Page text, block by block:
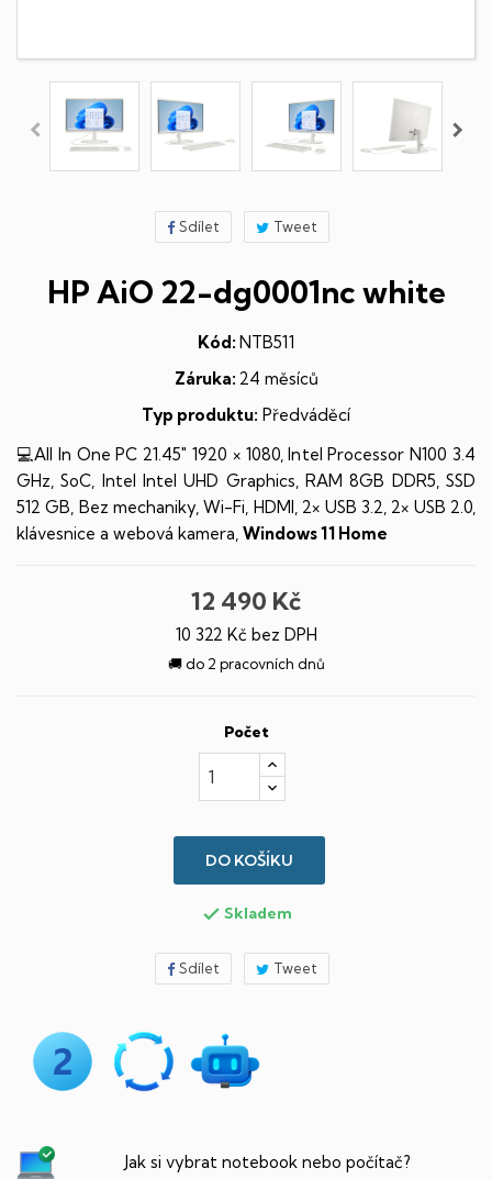
Sdílet Tweet
HP AiO 22-dg0001nc white
Kód: NTB511
Záruka: 24 měsíců
Typ produktu: Předváděcí
💻All In One PC 21.45" 1920 × 1080, Intel Processor N100 3.4
GHz, SoC, Intel Intel UHD Graphics, RAM 8GB DDR5, SSD
512 GB, Bez mechaniky, Wi-Fi, HDMI, 2× USB 3.2, 2× USB 2.0,
klávesnice a webová kamera, Windows 11 Home
12 490 Kč
10 322 Kč bez DPH
🚚 do 2 pracovních dnů
Počet
DO KOŠÍKU
 Skladem
Sdílet Tweet
Jak si vybrat notebook nebo počítač?